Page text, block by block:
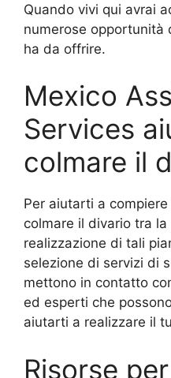
Quando vivi qui avrai
numerose opportunità
ha da offrire.
Mexico
Services
colmare il
Per aiutarti a
colmare il divario tra
realizzazione di tali
selezione di servizi di
mettono in contatto
ed esperti che
aiutarti a realizzare il
Risorse